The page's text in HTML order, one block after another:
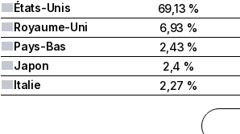
États-Unis
69,13 %
Royaume-Uni
6,93 %
Pays-Bas
2,43 %
Japon
2,4 %
Italie
2,27 %